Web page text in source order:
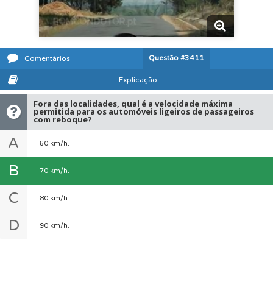
Comentários Questão #3411
Explicação
Fora das localidades, qual é a velocidade máxima
permitida para os automóveis ligeiros de passageiros
com reboque?
A 60 km/h.
B 70 km/h.
C 80 km/h.
D 90 km/h.